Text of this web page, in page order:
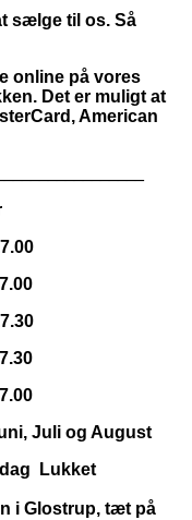
sælge til os. Så
online på vores
Det er muligt at
American
og August
i Glostrup, tæt på